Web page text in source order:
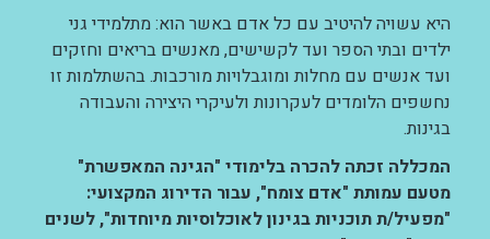
היא עשויה להיטיב עם כל אדם באשר הוא: מתלמידי גני
ילדים ובתי הספר ועד לקשישים, מאנשים בריאים וחזקים
ועד אנשים עם מחלות ומוגבלויות מורכבות. בהשתלמות זו
נחשפים הלומדים לעקרונות ולעיקרי היצירה והעבודה
בגינות.
המכללה זכתה להכרה בלימודי "הגינה המאפשרת"
מטעם עמותת "אדם צומח", עבור הדירוג המקצועי:
"מפעיל/ת תוכניות בגינון לאוכלוסיות מיוחדות", לשנים